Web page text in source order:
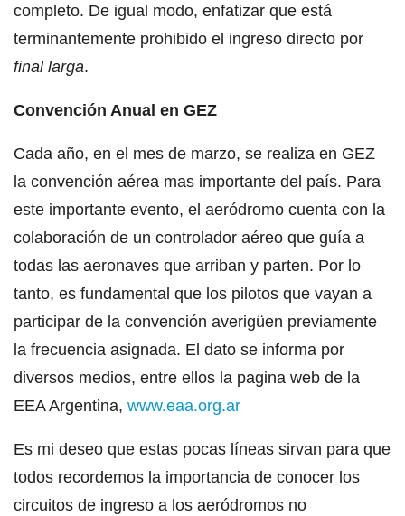
completo. De igual modo, enfatizar que está
terminantemente prohibido el ingreso directo por
final larga.
Convención Anual en GEZ
Cada año, en el mes de marzo, se realiza en GEZ
la convención aérea mas importante del país. Para
este importante evento, el aeródromo cuenta con la
colaboración de un controlador aéreo que guía a
todas las aeronaves que arriban y parten. Por lo
tanto, es fundamental que los pilotos que vayan a
participar de la convención averigüen previamente
la frecuencia asignada. El dato se informa por
diversos medios, entre ellos la pagina web de la
EEA Argentina, www.eaa.org.ar
Es mi deseo que estas pocas líneas sirvan para que
todos recordemos la importancia de conocer los
circuitos de ingreso a los aeródromos no